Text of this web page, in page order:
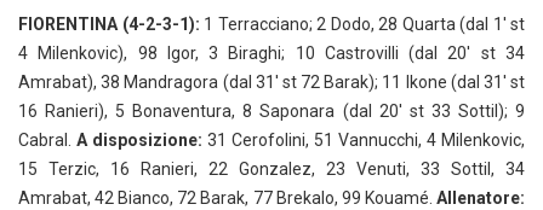
FIORENTINA (4-2-3-1): 1 Terracciano; 2 Dodo, 28 Quarta (dal 1' st
4 Milenkovic), 98 Igor, 3 Biraghi; 10 Castrovilli (dal 20' st 34
Amrabat), 38 Mandragora (dal 31' st 72 Barak); 11 Ikone (dal 31' st
16 Ranieri), 5 Bonaventura, 8 Saponara (dal 20' st 33 Sottil); 9
Cabral. A disposizione: 31 Cerofolini, 51 Vannucchi, 4 Milenkovic,
15 Terzic, 16 Ranieri, 22 Gonzalez, 23 Venuti, 33 Sottil, 34
Amrabat, 42 Bianco, 72 Barak, 77 Brekalo, 99 Kouamé. Allenatore: